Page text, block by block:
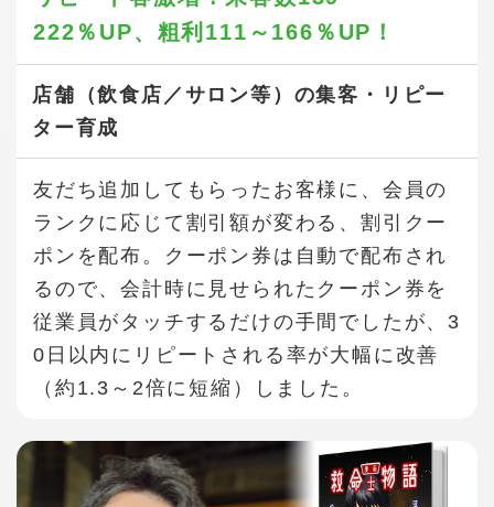
222％UP、 粗利111～166％UP！
店舗（飲食店／サロン等）の集客・リピー
ター育成
友だち追加してもらったお客様に、会員の
ランクに応じて割引額が変わる、割引クー
ポンを配布。クーポン券は自動で配布され
るので、会計時に見せられたクーポン券を
従業員がタッチするだけの手間でしたが、3
0日以内にリピートされる率が大幅に改善
（約1.3～2倍に短縮）しました。